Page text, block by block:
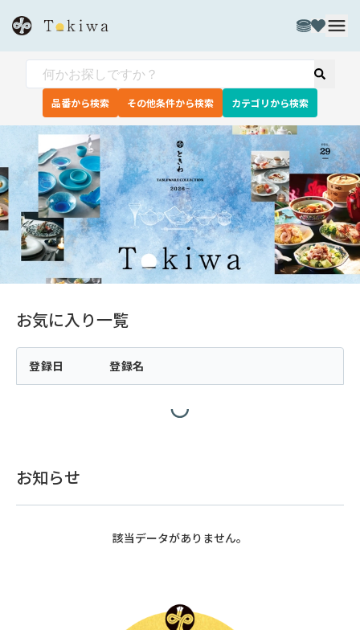
品番から検索 その他条件から検索 カテゴリから検索
お気に入り一覧
登録日 登録名
お知らせ
該当データがありません。